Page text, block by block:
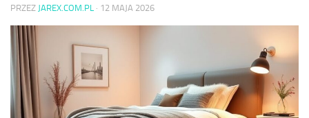
PRZEZ JAREX.COM.PL · 12 MAJA 2026